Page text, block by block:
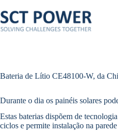
para
o
conteúdo
Bateria de Lítio CE48100-W, da
Durante o dia os painéis solares
Estas baterias dispõem de tecnologia
ciclos e permite instalação na